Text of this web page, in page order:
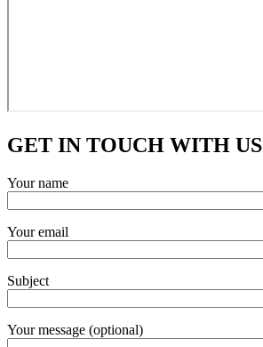
GET IN TOUCH WITH US
Your name
Your email
Subject
Your message (optional)